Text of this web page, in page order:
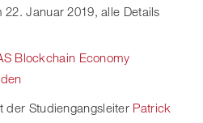
Januar 2019, alle Details
Blockchain Economy
der Studiengangsleiter Patrick